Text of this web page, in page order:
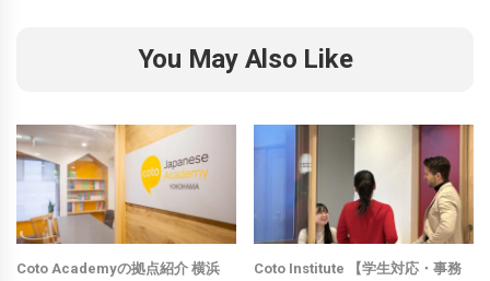
You May Also Like
Coto Academyの拠点紹介 横浜
Coto Institute 【学生対応・事務